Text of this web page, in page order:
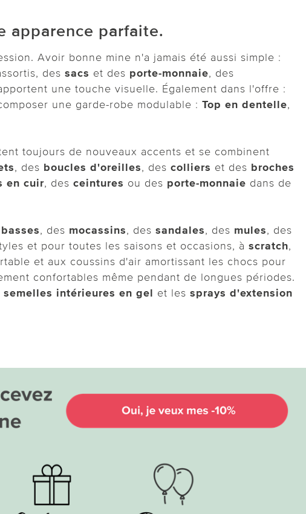
apparence parfaite.
Avoir bonne mine n'a jamais été aussi simple :
des sacs et des porte-monnaie, des
une touche visuelle. Également dans l'offre :
une garde-robe modulable : Top en dentelle,
toujours de nouveaux accents et se combinent
, des boucles d'oreilles, des colliers et des broches
en cuir, des ceintures ou des porte-monnaie dans de
, des mocassins, des sandales, des mules, des
et pour toutes les saisons et occasions, à scratch,
et aux coussins d'air amortissant les chocs pour
confortables même pendant de longues périodes.
semelles intérieures en gel et les sprays d'extension